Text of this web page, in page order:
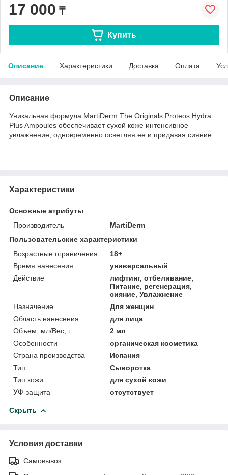
17 000 ₸
Купить
Описание Характеристики Доставка Оплата
Описание
Уникальная формула MartiDerm The Originals Proteos Hydra
Plus Ampoules обеспечивает сухой коже интенсивное
увлажнение, одновременно осветляя ее и придавая сияние.
Характеристики
Основные атрибуты
Производитель
MartiDerm
Пользовательские характеристики
Возрастные ограничения
18+
Время нанесения
универсальный
Действие
лифтинг, отбеливание,
Питание, регенерация,
сияние, Увлажнение
Назначение
Для женщин
Область нанесения
для лица
Объем, мл/Вес, г
2 мл
Особенности
органическая косметика
Страна производства
Испания
Тип
Сыворотка
Тип кожи
для сухой кожи
УФ-защита
отсутствует
Скрыть
Условия доставки
Самовывоз